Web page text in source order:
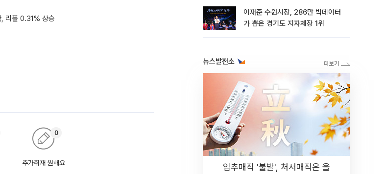
리플 0.31% 상승
추가취재 원해요
0
이재준 수원시장, 286만 빅데이터
가 뽑은 경기도 지자체장 1위
뉴스발전소
입추매직 '불발', 처서매직은 올